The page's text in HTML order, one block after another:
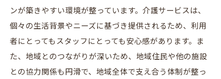
ンが築きやすい環境が整っています。介護サービスは、
個々の生活背景やニーズに基づき提供されるため、利用
者にとってもスタッフにとっても安心感があります。ま
た、地域とのつながりが深いため、地域住民や他の施設
との協力関係も円滑で、地域全体で支え合う体制が整っ